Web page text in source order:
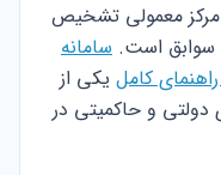
معمولی تشخیص
سوابق است. سامانه
یکی از
دولتی و حاکمیتی در